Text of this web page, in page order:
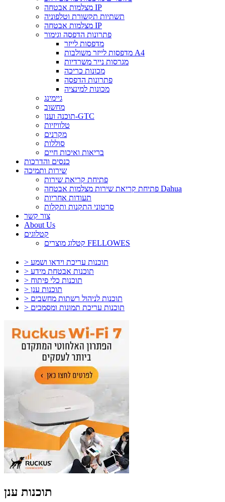
מצלמות אבטחה IP
תשתיות תקשורת וטלפוניה
מצלמות אבטחה IP
פתרונות הדפסה וגימור
מדפסות לייזר
מדפסות לייזר משולבות A4
מגרסות נייר משרדיות
מכונות כריכה
פתרונות הדפסה
מכונות למינציה
גיימינג
מחשוב
תוכנה וענן-GTC
טלוויזיות
מקרנים
סוללות
בריאות ואיכות חיים
כנסים והדרכות
שירות ותמיכה
פתיחת קריאת שירות
פתיחת קריאת שירות מצלמות אבטחה Dahua
תעודות אחריות
סרטוני התקנות ותקלות
צור קשר
About Us
קטלוגים
קטלוג מוצרים FELLOWES
> תוכנות עריכת וידאו ושמע
> תוכנות אבטחת מידע
> תוכנות כלי פיתוח
> תוכנות ענן
> תוכנות לניהול רשתות מחשבים
> תוכנות עריכת תמונות ומסמכים
תוכנות ענן